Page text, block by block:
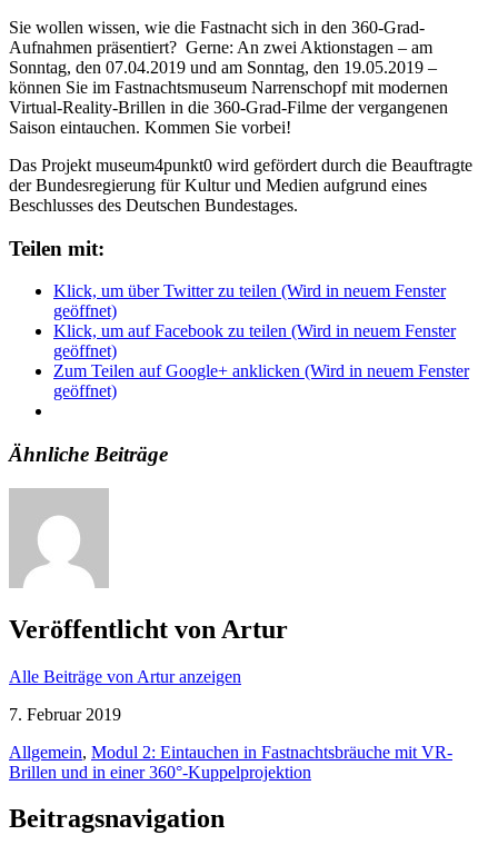
Sie wollen wissen, wie die Fastnacht sich in den 360-Grad-
Aufnahmen präsentiert? Gerne: An zwei Aktionstagen – am
Sonntag, den 07.04.2019 und am Sonntag, den 19.05.2019 –
können Sie im Fastnachtsmuseum Narrenschopf mit modernen
Virtual-Reality-Brillen in die 360-Grad-Filme der vergangenen
Saison eintauchen. Kommen Sie vorbei!
Das Projekt museum4punkt0 wird gefördert durch die Beauftragte
der Bundesregierung für Kultur und Medien aufgrund eines
Beschlusses des Deutschen Bundestages.
Teilen mit:
Klick, um über Twitter zu teilen (Wird in neuem Fenster
geöffnet)
Klick, um auf Facebook zu teilen (Wird in neuem Fenster
geöffnet)
Zum Teilen auf Google+ anklicken (Wird in neuem Fenster
geöffnet)
Ähnliche Beiträge
Veröffentlicht von Artur
Alle Beiträge von Artur anzeigen
7. Februar 2019
Allgemein, Modul 2: Eintauchen in Fastnachtsbräuche mit VR-
Brillen und in einer 360°-Kuppelprojektion
Beitragsnavigation